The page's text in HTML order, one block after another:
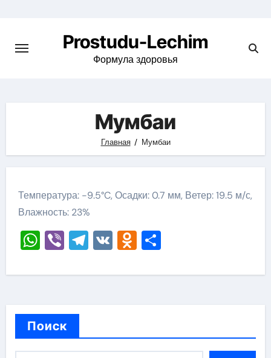
содержимому
Prostudu-Lechim
Формула здоровья
Мумбаи
Главная Мумбаи
Температура: -9.5°C, Осадки: 0.7 мм, Ветер: 19.5 м/с,
Влажность: 23%
WhatsApp
ViberTelegram
VKOdnoklassniki
Отправить
Поиск